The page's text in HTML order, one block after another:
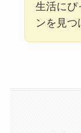
生活にぴ
ンを見つ